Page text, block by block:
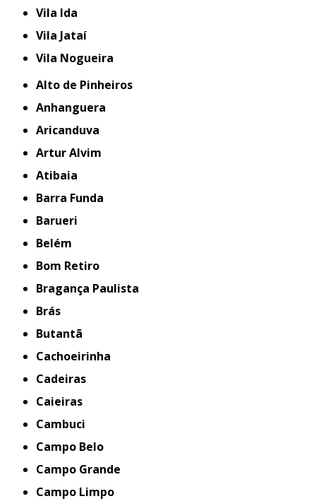
Vila Ida
Vila Jataí
Vila Nogueira
Alto de Pinheiros
Anhanguera
Aricanduva
Artur Alvim
Atibaia
Barra Funda
Barueri
Belém
Bom Retiro
Bragança Paulista
Brás
Butantã
Cachoeirinha
Cadeiras
Caieiras
Cambuci
Campo Belo
Campo Grande
Campo Limpo